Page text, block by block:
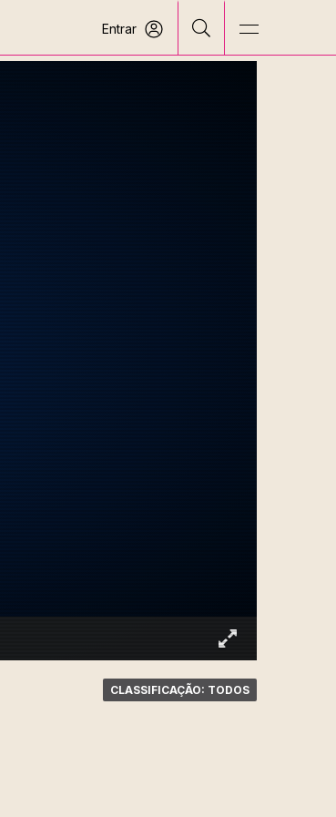
Entrar
CLASSIFICAÇÃO: TODOS